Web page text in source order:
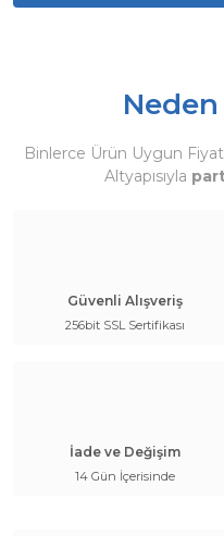
Binlerce Ürün Uygun
Altyapısıyla
Güvenli Alışveriş
256bit SSL Sertifikası
İade ve Değişim
14 Gün İçerisinde